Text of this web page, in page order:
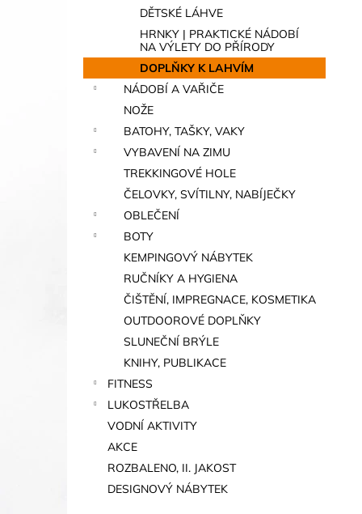
DĚTSKÉ LÁHVE
HRNKY | PRAKTICKÉ NÁDOBÍ
NA VÝLETY DO PŘÍRODY
DOPLŇKY K LAHVÍM
NÁDOBÍ A VAŘIČE
NOŽE
BATOHY, TAŠKY, VAKY
VYBAVENÍ NA ZIMU
TREKKINGOVÉ HOLE
ČELOVKY, SVÍTILNY, NABÍJEČKY
OBLEČENÍ
BOTY
KEMPINGOVÝ NÁBYTEK
RUČNÍKY A HYGIENA
ČIŠTĚNÍ, IMPREGNACE, KOSMETIKA
OUTDOOROVÉ DOPLŇKY
SLUNEČNÍ BRÝLE
KNIHY, PUBLIKACE
FITNESS
LUKOSTŘELBA
VODNÍ AKTIVITY
AKCE
ROZBALENO, II. JAKOST
DESIGNOVÝ NÁBYTEK